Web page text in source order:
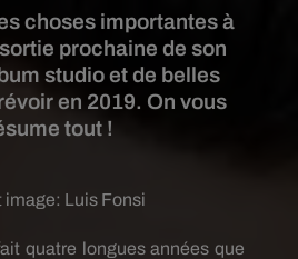
choses importantes à
prochaine de son
studio et de belles
en 2019. On vous
tout !
image: Luis Fonsi
quatre longues années que